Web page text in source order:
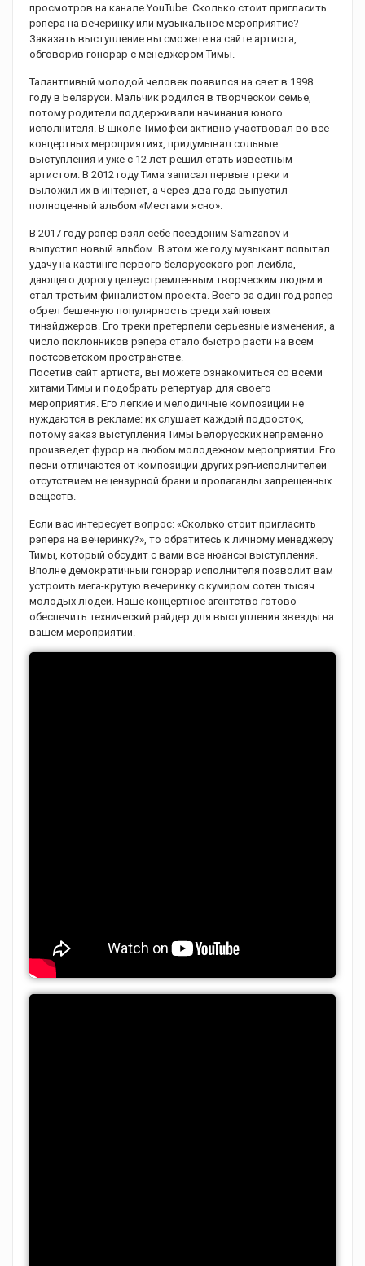
просмотров на канале YouTube. Сколько стоит пригласить
рэпера на вечеринку или музыкальное мероприятие?
Заказать выступление вы сможете на сайте артиста,
обговорив гонорар с менеджером Тимы.
Талантливый молодой человек появился на свет в 1998
году в Беларуси. Мальчик родился в творческой семье,
потому родители поддерживали начинания юного
исполнителя. В школе Тимофей активно участвовал во все
концертных мероприятиях, придумывал сольные
выступления и уже с 12 лет решил стать известным
артистом. В 2012 году Тима записал первые треки и
выложил их в интернет, а через два года выпустил
полноценный альбом «Местами ясно».
В 2017 году рэпер взял себе псевдоним Samzanov и
выпустил новый альбом. В этом же году музыкант попытал
удачу на кастинге первого белорусского рэп-лейбла,
дающего дорогу целеустремленным творческим людям и
стал третьим финалистом проекта. Всего за один год рэпер
обрел бешенную популярность среди хайповых
тинэйджеров. Его треки претерпели серьезные изменения, а
число поклонников рэпера стало быстро расти на всем
постсоветском пространстве.
Посетив сайт артиста, вы можете ознакомиться со всеми
хитами Тимы и подобрать репертуар для своего
мероприятия. Его легкие и мелодичные композиции не
нуждаются в рекламе: их слушает каждый подросток,
потому заказ выступления Тимы Белорусских непременно
произведет фурор на любом молодежном мероприятии. Его
песни отличаются от композиций других рэп-исполнителей
отсутствием нецензурной брани и пропаганды запрещенных
веществ.
Если вас интересует вопрос: «Сколько стоит пригласить
рэпера на вечеринку?», то обратитесь к личному менеджеру
Тимы, который обсудит с вами все нюансы выступления.
Вполне демократичный гонорар исполнителя позволит вам
устроить мега-крутую вечеринку с кумиром сотен тысяч
молодых людей. Наше концертное агентство готово
обеспечить технический райдер для выступления звезды на
вашем мероприятии.